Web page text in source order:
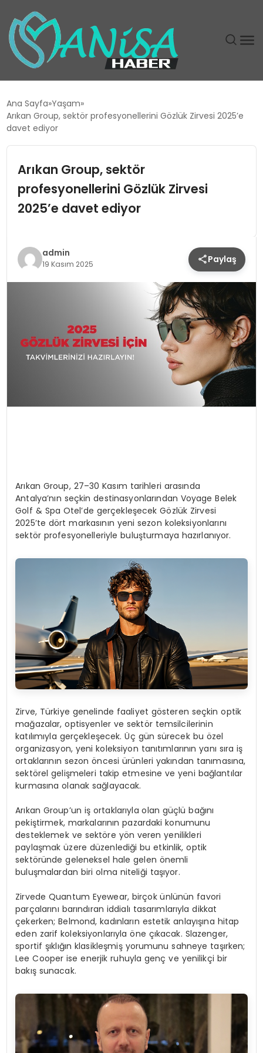
EĞITIM
GÜNDEM
SIYASET
SPOR
YAŞAM
Ana Sayfa Yaşam
Arıkan Group, sektör profesyonellerini Gözlük Zirvesi 2025’e
davet ediyor
Arıkan Group, sektör
profesyonellerini Gözlük Zirvesi
2025’e davet ediyor
admin
19 Kasım 2025 Paylaş
Arıkan Group, 27–30 Kasım tarihleri arasında
Antalya’nın seçkin destinasyonlarından Voyage Belek
Golf & Spa Otel’de gerçekleşecek Gözlük Zirvesi
2025’te dört markasının yeni sezon koleksiyonlarını
sektör profesyonelleriyle buluşturmaya hazırlanıyor.
Zirve, Türkiye genelinde faaliyet gösteren seçkin optik
mağazalar, optisyenler ve sektör temsilcilerinin
katılımıyla gerçekleşecek. Üç gün sürecek bu özel
organizasyon, yeni koleksiyon tanıtımlarının yanı sıra iş
ortaklarının sezon öncesi ürünleri yakından tanımasına,
sektörel gelişmeleri takip etmesine ve yeni bağlantılar
kurmasına olanak sağlayacak.
Arıkan Group’un iş ortaklarıyla olan güçlü bağını
pekiştirmek, markalarının pazardaki konumunu
desteklemek ve sektöre yön veren yenilikleri
paylaşmak üzere düzenlediği bu etkinlik, optik
sektöründe geleneksel hale gelen önemli
buluşmalardan biri olma niteliği taşıyor.
Zirvede Quantum Eyewear, birçok ünlünün favori
parçalarını barındıran iddialı tasarımlarıyla dikkat
çekerken; Belmond, kadınların estetik anlayışına hitap
eden zarif koleksiyonlarıyla öne çıkacak. Slazenger,
sportif şıklığın klasikleşmiş yorumunu sahneye taşırken;
Lee Cooper ise enerjik ruhuyla genç ve yenilikçi bir
bakış sunacak.